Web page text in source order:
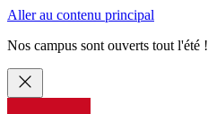
Aller au contenu principal
Nos campus sont ouverts tout l'été !